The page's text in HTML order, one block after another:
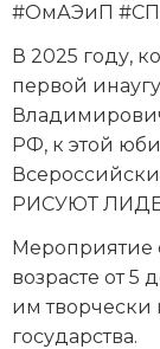
#ОмАЭиП
В 2025 году,
первой
РФ, к этой
РИСУЮТ
Мероприятие
возрасте от 5
им творчески
государства.